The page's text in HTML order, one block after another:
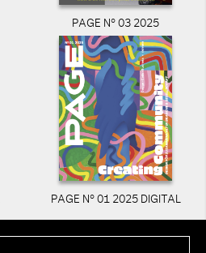
PAGE N° 03 2025
PAGE N° 01 2025 DIGITAL